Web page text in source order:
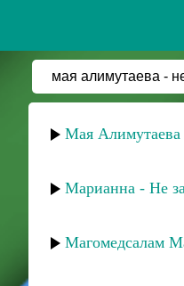
Мая
Марианна - Не
Магомедсалам